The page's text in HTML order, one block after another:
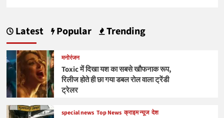
Latest Popular Trending
मनोरंजन
Toxic में दिखा यश का सबसे खौफनाक रूप,
रिलीज होते ही छा गया डबल रोल वाला ट्रेंडी
ट्रेलर
special news Top News क्राइम न्यूज देश